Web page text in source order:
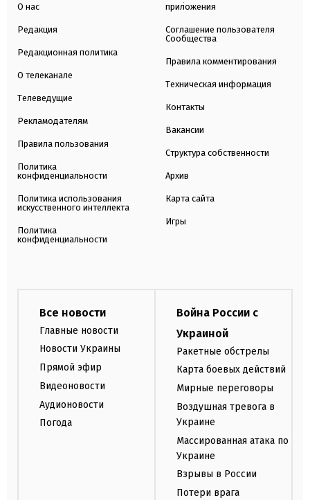
О нас
Редакция
Редакционная политика
О телеканале
Телеведущие
Рекламодателям
Правила пользования
Политика
конфиденциальности
Политика использования
искусственного интеллекта
Политика
конфиденциальности
приложения
Соглашение пользователя
Сообщества
Правила комментирования
Техническая информация
Контакты
Вакансии
Структура собственности
Архив
Карта сайта
Игры
Все новости
Главные новости
Новости Украины
Прямой эфир
Видеоновости
Аудионовости
Погода
Война России с
Украиной
Ракетные обстрелы
Карта боевых действий
Мирные переговоры
Воздушная тревога в
Украине
Массированная атака по
Украине
Взрывы в России
Потери врага